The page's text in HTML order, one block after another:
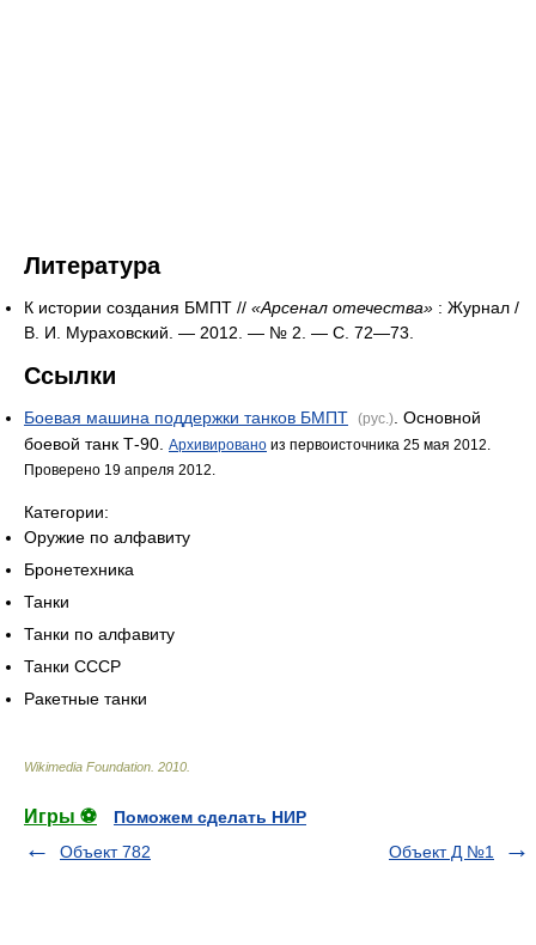
Литература
К истории создания БМПТ // «Арсенал отечества» : Журнал /
В. И. Мураховский. — 2012. — № 2. — С. 72—73.
Ссылки
Боевая машина поддержки танков БМПT (рус.). Основной
боевой танк Т-90. Архивировано из первоисточника 25 мая 2012.
Проверено 19 апреля 2012.
Категории:
Оружие по алфавиту
Бронетехника
Танки
Танки по алфавиту
Танки СССР
Ракетные танки
Wikimedia Foundation 2010
Игры ⚽
Поможем сделать НИР
Объект 782
Объект Д №1